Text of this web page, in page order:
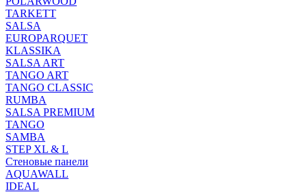
TARKETT
SALSA
EUROPARQUET
KLASSIKA
SALSA ART
TANGO ART
TANGO CLASSIC
RUMBA
SALSA PREMIUM
TANGO
SAMBA
STEP XL & L
Стеновые панели
AQUAWALL
IDEAL